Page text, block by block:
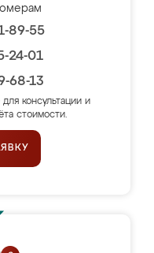
89-55
24-01
68-13
консультации и
стоимости.